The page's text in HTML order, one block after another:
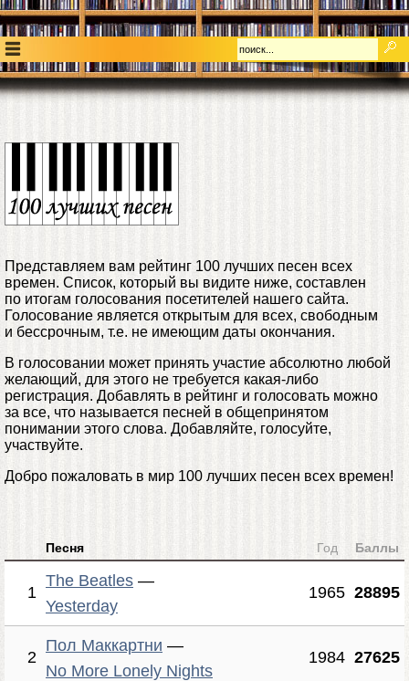
Представляем вам рейтинг 100 лучших песен всех
времен. Список, который вы видите ниже, составлен
по итогам голосования посетителей нашего сайта.
Голосование является открытым для всех, свободным
и бессрочным, т.е. не имеющим даты окончания.
В голосовании может принять участие абсолютно любой
желающий, для этого не требуется какая-либо
регистрация. Добавлять в рейтинг и голосовать можно
за все, что называется песней в общепринятом
понимании этого слова. Добавляйте, голосуйте,
участвуйте.
Добро пожаловать в мир 100 лучших песен всех времен!
Песня Год Баллы
1
The Beatles —
Yesterday
1965 28895
2
Пол Маккартни —
No More Lonely Nights
1984 27625